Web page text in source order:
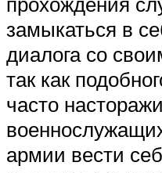
замыкаться в
диалога со
так как
часто
армии вести